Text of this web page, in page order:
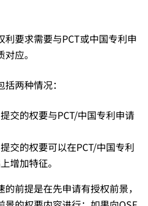
要求需要与PCT或中国专利申
应。
两种情况：
交的权要与PCT/中国专利申请
交的权要可以在PCT/中国专利
增加特征。
前提是在先申请有授权前景，